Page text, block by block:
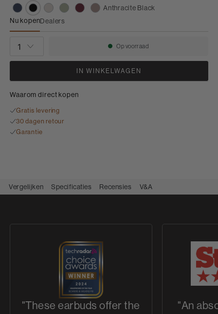
Anthracite Black
Nu kopen
Pi8
Dealers
Beschikbaarheid:
Op voorraad
IN WINKELWAGEN
Waarom direct kopen
Gratis levering
30 dagen retour
Garantie
Vergelijken Specificaties Recensies V&A
"These earbuds offer the
"An